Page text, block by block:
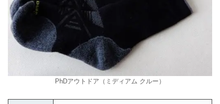
PhDアウトドア（ミディアム クルー）